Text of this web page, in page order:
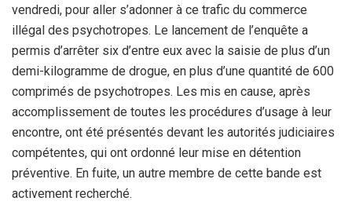
vendredi, pour aller s’adonner à ce trafic du commerce
illégal des psychotropes. Le lancement de l’enquête a
permis d’arrêter six d’entre eux avec la saisie de plus d’un
demi-kilogramme de drogue, en plus d’une quantité de 600
comprimés de psychotropes. Les mis en cause, après
accomplissement de toutes les procédures d’usage à leur
encontre, ont été présentés devant les autorités judiciaires
compétentes, qui ont ordonné leur mise en détention
préventive. En fuite, un autre membre de cette bande est
activement recherché.